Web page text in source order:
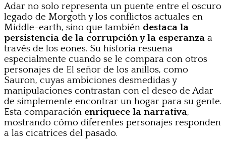
Adar no solo representa un puente entre el oscuro
legado de Morgoth y los conflictos actuales en
Middle-earth, sino que también destaca la
persistencia de la corrupción y la esperanza a
través de los eones. Su historia resuena
especialmente cuando se le compara con otros
personajes de El señor de los anillos, como
Sauron, cuyas ambiciones desmedidas y
manipulaciones contrastan con el deseo de Adar
de simplemente encontrar un hogar para su gente.
Esta comparación enriquece la narrativa,
mostrando cómo diferentes personajes responden
a las cicatrices del pasado.